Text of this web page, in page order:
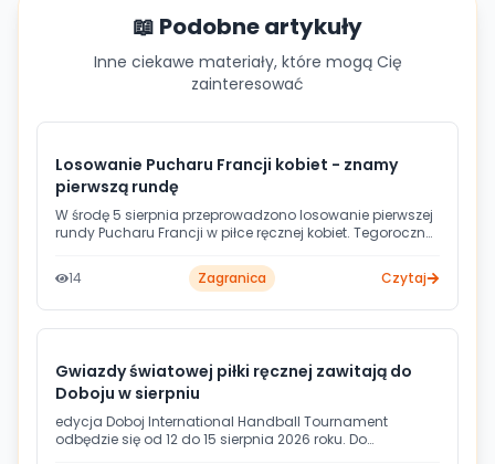
📖 Podobne artykuły
Inne ciekawe materiały, które mogą Cię
zainteresować
Losowanie Pucharu Francji kobiet - znamy
pierwszą rundę
W środę 5 sierpnia przeprowadzono losowanie pierwszej
rundy Pucharu Francji w piłce ręcznej kobiet. Tegoroczna
zamiast fazy grupowej wprowadzono system
pucharowy z bezpośrednim wyłanianiem kolejnych
14 Zagranica Czytaj
Gwiazdy światowej piłki ręcznej zawitają do
Doboju w sierpniu
edycja Doboj International Handball Tournament
odbędzie się od 12 do 15 sierpnia 2026 roku. Do